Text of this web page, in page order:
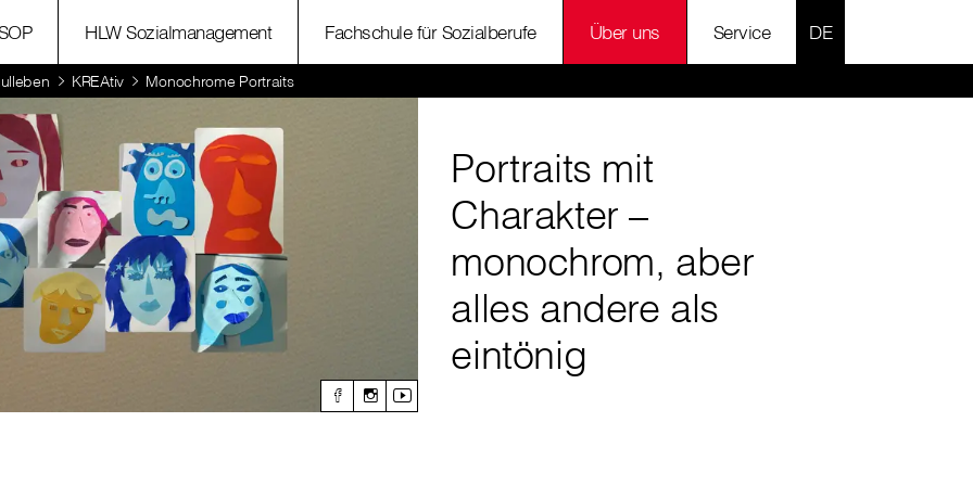
HLW Sozialmanagement Fachschule für Sozialberufe Über uns Service SPRACHE
KREAtiv Monochrome Portraits
Portraits mit
Charakter –
monochrom, aber
alles andere als
eintönig